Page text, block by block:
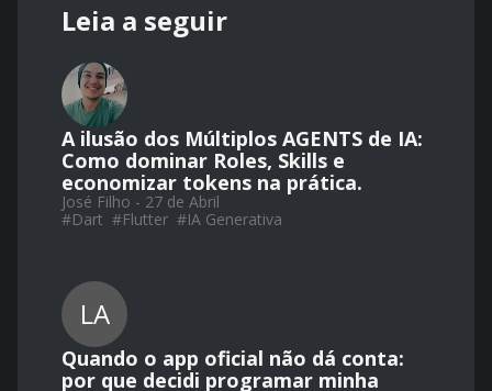
Leia a seguir
A ilusão dos Múltiplos AGENTS de IA:
Como dominar Roles, Skills e
economizar tokens na prática.
José Filho - 27 de Abril
#Dart #Flutter #IA Generativa
LA
Quando o app oficial não dá conta:
por que decidi programar minha